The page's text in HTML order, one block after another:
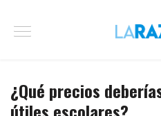
¿Qué precios